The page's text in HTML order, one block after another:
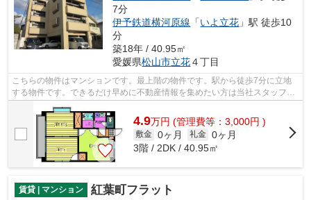
7分
伊予鉄道横河原線 「いよ立花 」駅 徒歩10
分
築18年 / 40.95㎡
愛媛県松山市立花４丁目
こちらの物件はマンションです。最上階の物件です。駅から徒歩7分に立地
する物件です。できるだけ早めに不動産情報を集めたい方は当社スタッフま
4.9万円 (管理費等：3,000円 )
敷金 0ヶ月 礼金 0ヶ月
3階 / 2DK / 40.95㎡
賃貸 | マンション 紅葉町フラット